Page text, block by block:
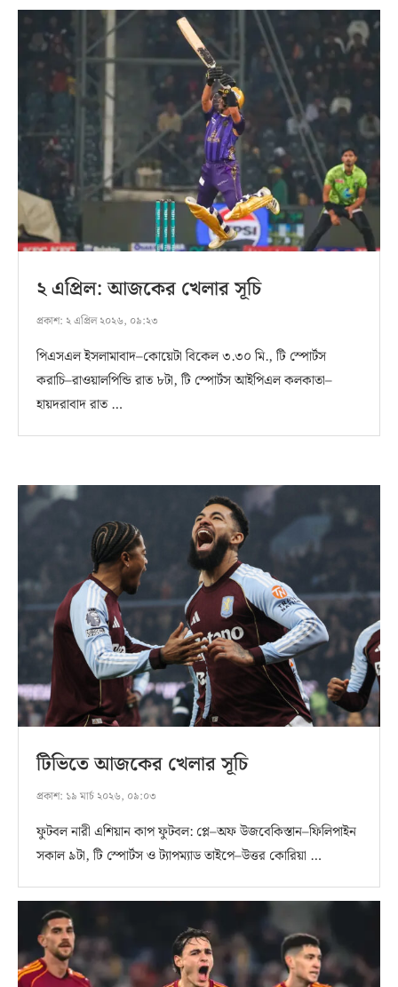
২ এপ্রিল: আজকের খেলার সূচি
প্রকাশ: ২ এপ্রিল ২০২৬, ০৯:২৩
পিএসএল ইসলামাবাদ–কোয়েটা বিকেল ৩.৩০ মি., টি স্পোর্টস
করাচি–রাওয়ালপিন্ডি রাত ৮টা, টি স্পোর্টস আইপিএল কলকাতা–
হায়দরাবাদ রাত …
টিভিতে আজকের খেলার সূচি
প্রকাশ: ১৯ মার্চ ২০২৬, ০৯:০৩
ফুটবল নারী এশিয়ান কাপ ফুটবল: প্লে–অফ উজবেকিস্তান–ফিলিপাইন
সকাল ৯টা, টি স্পোর্টস ও ট্যাপম্যাড তাইপে–উত্তর কোরিয়া …